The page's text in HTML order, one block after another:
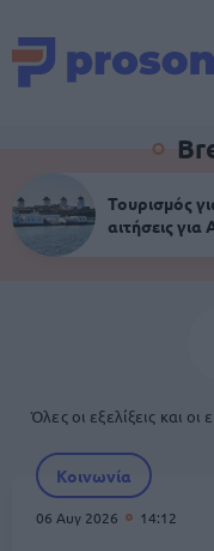
Τουρισμός
αιτήσεις
Όλες οι εξελίξεις και οι
Κοινωνία
06 Αυγ 2026 14:12